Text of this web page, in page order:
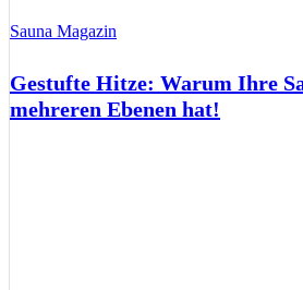
Sauna Magazin
Gestufte Hitze: Warum Ihre
mehreren Ebenen hat!